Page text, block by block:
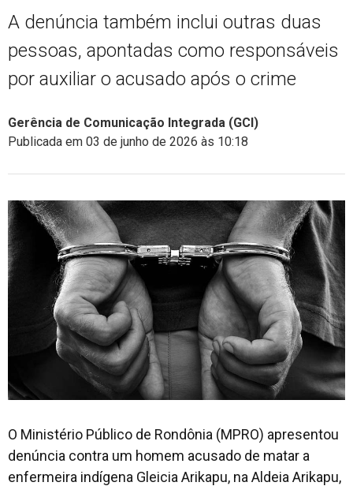
A denúncia também inclui outras duas
pessoas, apontadas como responsáveis
por auxiliar o acusado após o crime
Gerência de Comunicação Integrada (GCI)
Publicada em 03 de junho de 2026 às 10:18
O Ministério Público de Rondônia (MPRO) apresentou
denúncia contra um homem acusado de matar a
enfermeira indígena Gleicia Arikapu, na Aldeia Arikapu,